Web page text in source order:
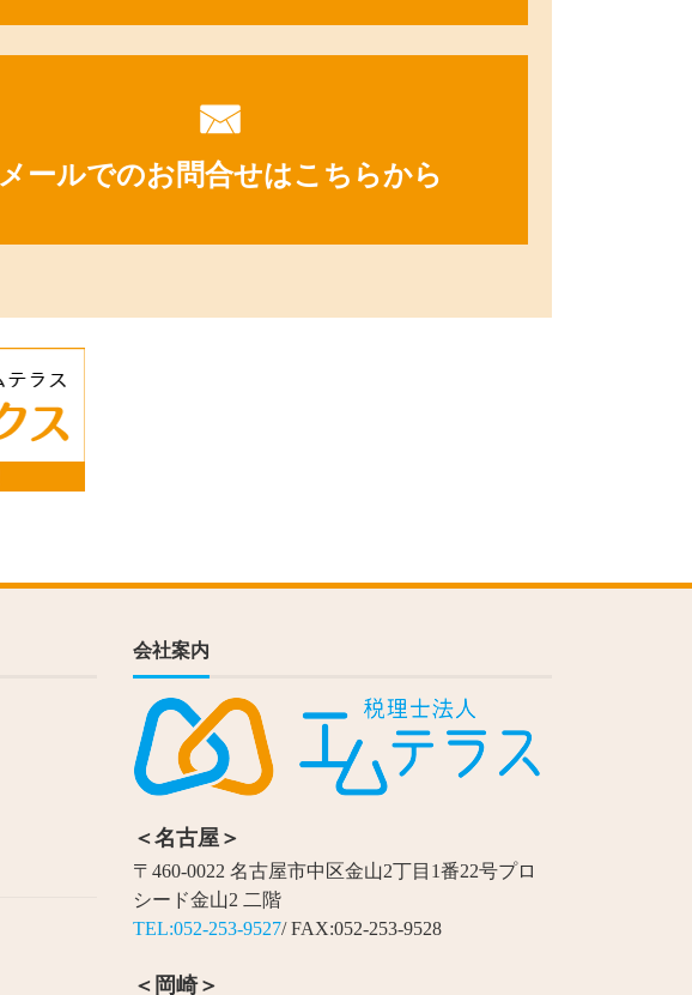
メールでのお問合せはこちらから
会社案内
＜名古屋＞
〒460-0022 名古屋市中区金山2丁目1番22号プロ
シード金山2 二階
TEL:052-253-9527/ FAX:052-253-9528
＜岡崎＞